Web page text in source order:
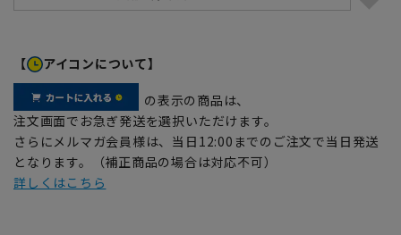
【 アイコンについて】
の表示の商品は、
注文画面でお急ぎ発送を選択いただけます。
さらにメルマガ会員様は、当日12:00までのご注文で当日発送
となります。（補正商品の場合は対応不可）
詳しくはこちら